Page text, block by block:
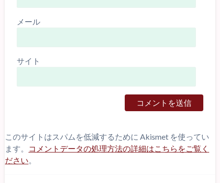
メール
サイト
このサイトはスパムを低減するために Akismet を使ってい
ます。
コメントデータの処理方法の詳細はこちらをご覧く
ださい